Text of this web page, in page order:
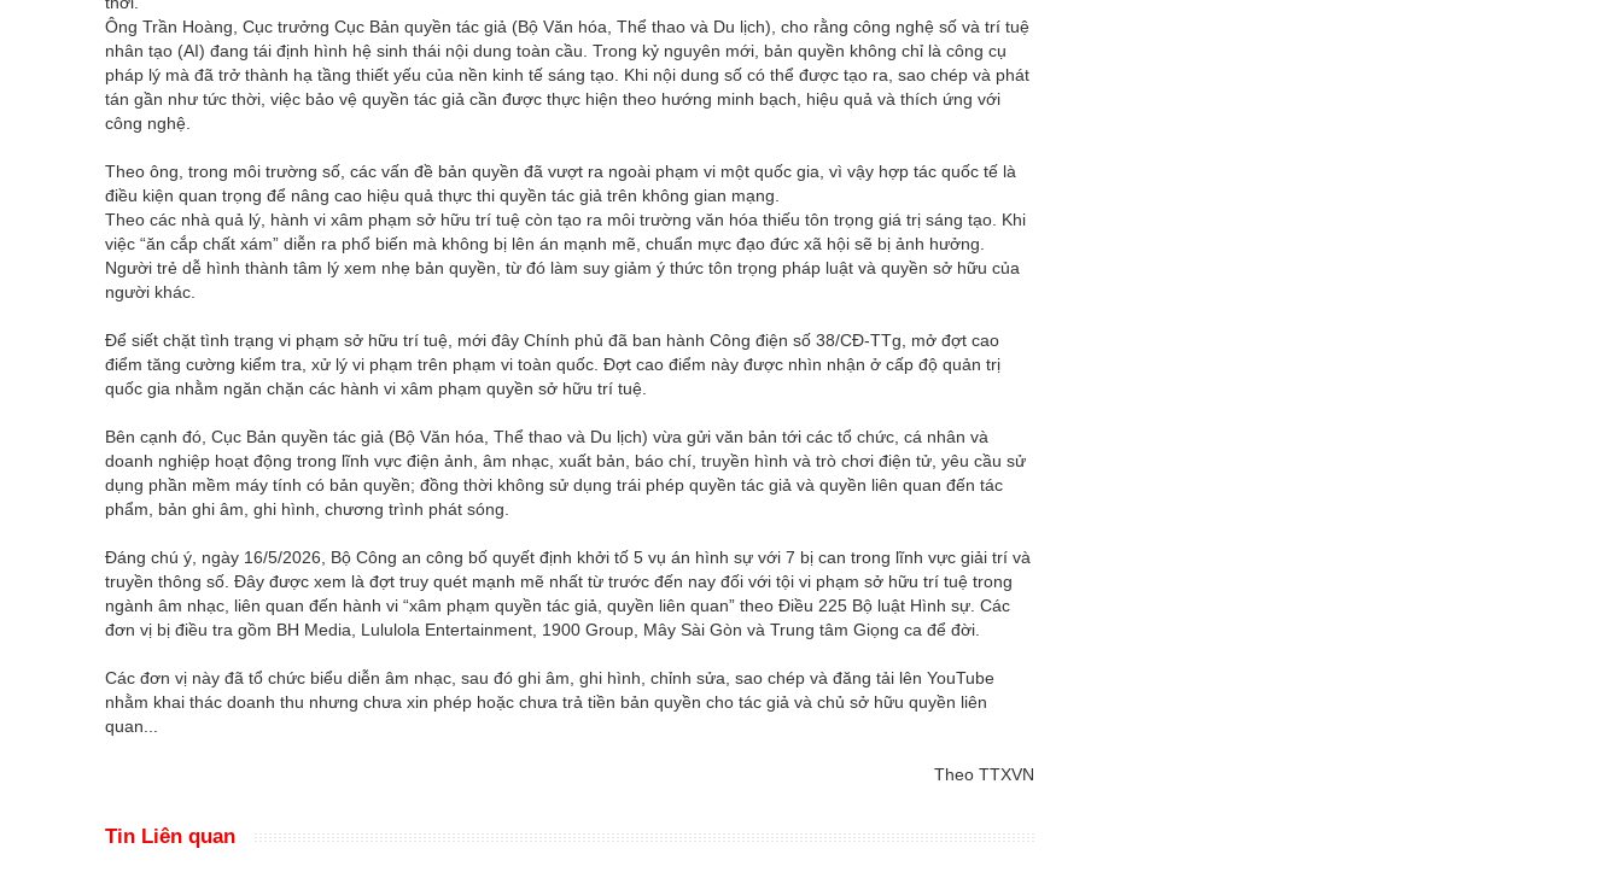
Ông Trần Hoàng, Cục trưởng Cục Bản quyền tác giả (Bộ Văn hóa, Thể thao và Du lịch), cho rằng công nghệ số và trí tuệ
nhân tạo (AI) đang tái định hình hệ sinh thái nội dung toàn cầu. Trong kỷ nguyên mới, bản quyền không chỉ là công cụ
pháp lý mà đã trở thành hạ tầng thiết yếu của nền kinh tế sáng tạo. Khi nội dung số có thể được tạo ra, sao chép và phát
tán gần như tức thời, việc bảo vệ quyền tác giả cần được thực hiện theo hướng minh bạch, hiệu quả và thích ứng với
công nghệ.
Theo ông, trong môi trường số, các vấn đề bản quyền đã vượt ra ngoài phạm vi một quốc gia, vì vậy hợp tác quốc tế là
điều kiện quan trọng để nâng cao hiệu quả thực thi quyền tác giả trên không gian mạng.
Theo các nhà quả lý, hành vi xâm phạm sở hữu trí tuệ còn tạo ra môi trường văn hóa thiếu tôn trọng giá trị sáng tạo. Khi
việc “ăn cắp chất xám” diễn ra phổ biến mà không bị lên án mạnh mẽ, chuẩn mực đạo đức xã hội sẽ bị ảnh hưởng.
Người trẻ dễ hình thành tâm lý xem nhẹ bản quyền, từ đó làm suy giảm ý thức tôn trọng pháp luật và quyền sở hữu của
người khác.
Để siết chặt tình trạng vi phạm sở hữu trí tuệ, mới đây Chính phủ đã ban hành Công điện số 38/CĐ-TTg, mở đợt cao
điểm tăng cường kiểm tra, xử lý vi phạm trên phạm vi toàn quốc. Đợt cao điểm này được nhìn nhận ở cấp độ quản trị
quốc gia nhằm ngăn chặn các hành vi xâm phạm quyền sở hữu trí tuệ.
Bên cạnh đó, Cục Bản quyền tác giả (Bộ Văn hóa, Thể thao và Du lịch) vừa gửi văn bản tới các tổ chức, cá nhân và
doanh nghiệp hoạt động trong lĩnh vực điện ảnh, âm nhạc, xuất bản, báo chí, truyền hình và trò chơi điện tử, yêu cầu sử
dụng phần mềm máy tính có bản quyền; đồng thời không sử dụng trái phép quyền tác giả và quyền liên quan đến tác
phẩm, bản ghi âm, ghi hình, chương trình phát sóng.
Đáng chú ý, ngày 16/5/2026, Bộ Công an công bố quyết định khởi tố 5 vụ án hình sự với 7 bị can trong lĩnh vực giải trí và
truyền thông số. Đây được xem là đợt truy quét mạnh mẽ nhất từ trước đến nay đối với tội vi phạm sở hữu trí tuệ trong
ngành âm nhạc, liên quan đến hành vi “xâm phạm quyền tác giả, quyền liên quan” theo Điều 225 Bộ luật Hình sự. Các
đơn vị bị điều tra gồm BH Media, Lululola Entertainment, 1900 Group, Mây Sài Gòn và Trung tâm Giọng ca để đời.
Các đơn vị này đã tổ chức biểu diễn âm nhạc, sau đó ghi âm, ghi hình, chỉnh sửa, sao chép và đăng tải lên YouTube
nhằm khai thác doanh thu nhưng chưa xin phép hoặc chưa trả tiền bản quyền cho tác giả và chủ sở hữu quyền liên
quan...
Theo TTXVN
Tin Liên quan